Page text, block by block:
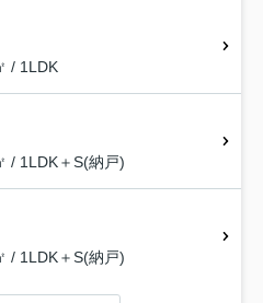
/ 1LDK
/ 1LDK＋S(納戸)
/ 1LDK＋S(納戸)